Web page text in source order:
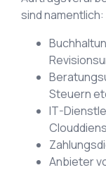
sind namentlich:
Steuern
IT-
Anbieter